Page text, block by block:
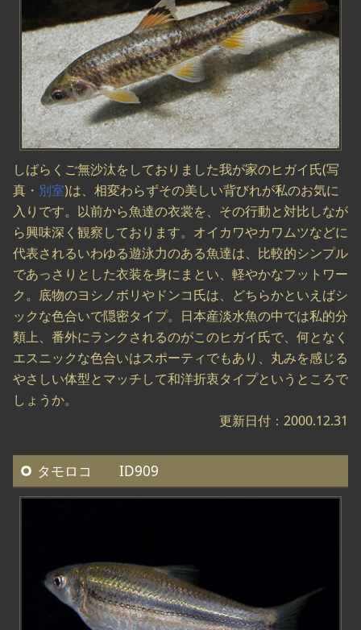
しばらくご無沙汰をしておりました我が家のヒガイ氏(写
真・ 別室)は、相変わらずその美しい背びれが私のお気に
入りです。以前から魚達の衣裳を、その行動と対比しなが
ら興味深く観察しております。オイカワやカワムツなどに
代表されるいわゆる遊泳力のある魚達は、比較的シンプル
であっさりとした衣装を身にまとい、軽やかなフットワー
ク。底物のヨシノボリやドンコ氏は、どちらかといえばシ
ックな色合いで隠密タイプ。日本産淡水魚の中では私的分
類上、番外にランクされるのがこのヒガイ氏で、何となく
エスニックな色合いはスポーティでもあり、丸みを感じる
やさしい体型とマッチして和洋折衷タイプというところで
しょうか。
更新日付：2000.12.31
タモロコ ID909